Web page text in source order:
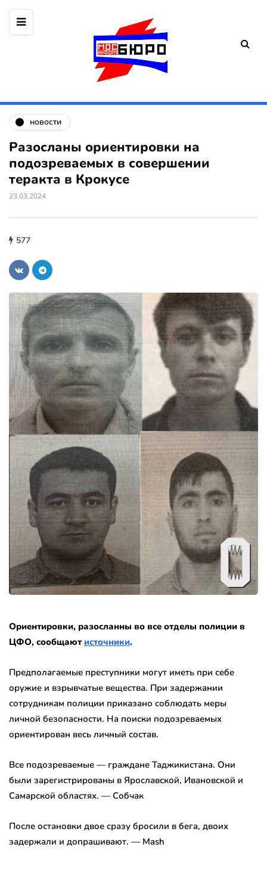
новости
Разосланы ориентировки на
подозреваемых в совершении
теракта в Крокусе
23.03.2024
577
Ориентировки, разосланны во все отделы полиции в
ЦФО, сообщают источники.
Предполагаемые преступники могут иметь при себе
оружие и взрывчатые вещества. При задержании
сотрудникам полиции приказано соблюдать меры
личной безопасности. На поиски подозреваемых
ориентирован весь личный состав.
Все подозреваемые — граждане Таджикистана. Они
были зарегистрированы в Ярославской, Ивановской и
Самарской областях. — Собчак
После остановки двое сразу бросили в бега, двоих
задержали и допрашивают. — Mash